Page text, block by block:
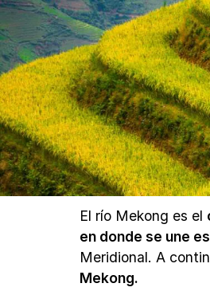
El río Mekong es el
en donde se une
Meridional. A
Mekong.